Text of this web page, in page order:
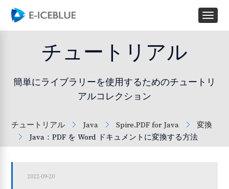
チュートリアル
簡単にライブラリーを使用するためのチュートリ
アルコレクション
チュートリアル Java Spire.PDF for Java
変換
Java：PDF を Word ドキュメントに変換する方法
2022-09-20